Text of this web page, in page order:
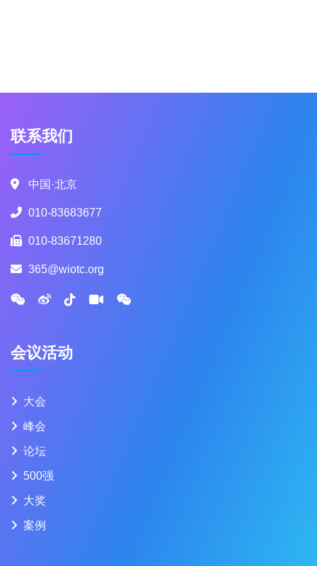
联系我们
中国·北京
010-83683677
010-83671280
365@wiotc.org
会议活动
大会
峰会
论坛
500强
大奖
案例